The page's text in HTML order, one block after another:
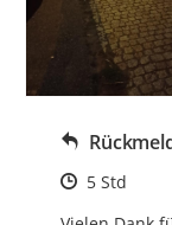
Zeitpunkt
5 Std